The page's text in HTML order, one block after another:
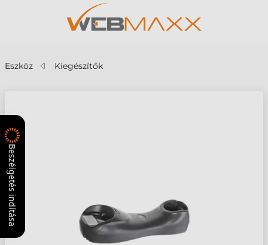
Eszköz Kiegészítők
Beszélgetés indítása